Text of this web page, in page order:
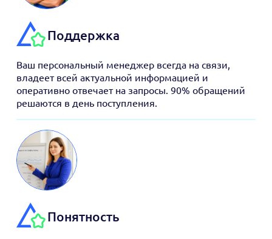
Поддержка
Ваш персональный менеджер всегда на связи,
владеет всей актуальной информацией и
оперативно отвечает на запросы. 90% обращений
решаются в день поступления.
Понятность